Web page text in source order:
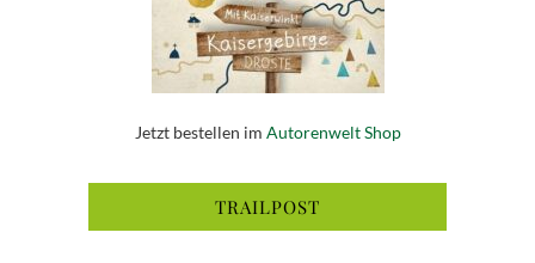
Jetzt bestellen im Autorenwelt Shop
TRAILPOST